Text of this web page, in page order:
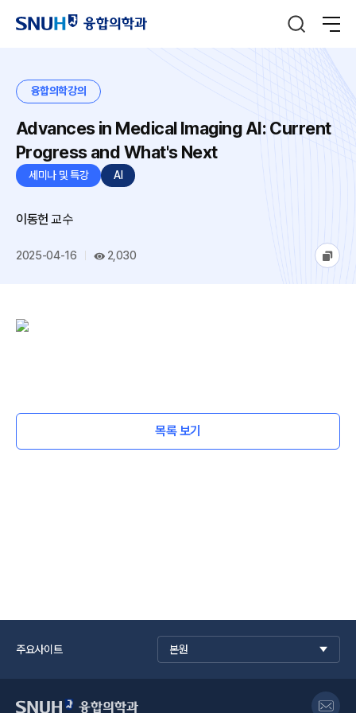
융합의학강의
Advances in Medical Imaging AI: Current
Progress and What's Next
세미나 및 특강 AI
이동헌 교수
2025-04-16 2,030
목록 보기
주요사이트 본원